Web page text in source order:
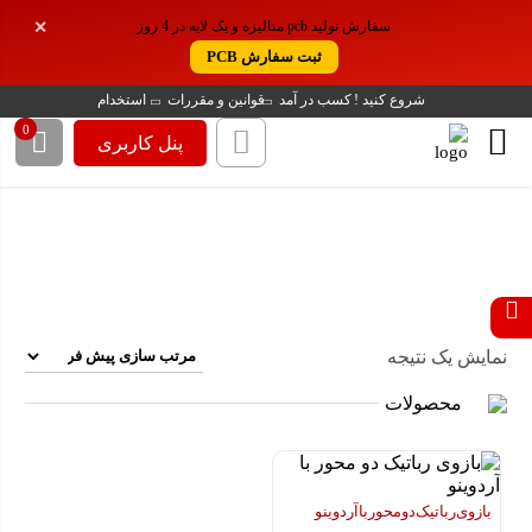
✕ سفارش تولید pcb متالیزه و یک لایه در 4 روز
ثبت سفارش PCB
شروع کنید ! کسب در آمد قوانین و مقررات استخدام
پنل کاربری
0
نمایش یک نتیجه
محصولات
بازوی رباتیک دو محور با آردوینو